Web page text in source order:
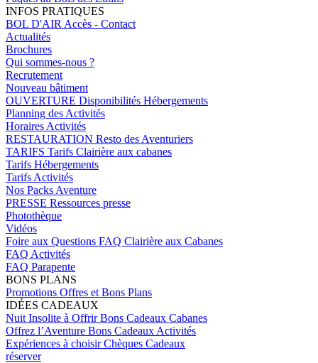
INFOS PRATIQUES
BOL D'AIR Accès - Contact
Actualités
Brochures
Qui sommes-nous ?
Recrutement
Nouveau bâtiment
OUVERTURE Disponibilités Hébergements
Planning des Activités
Horaires Activités
RESTAURATION Resto des Aventuriers
TARIFS Tarifs Clairière aux cabanes
Tarifs Hébergements
Tarifs Activités
Nos Packs Aventure
PRESSE Ressources presse
Photothèque
Vidéos
Foire aux Questions FAQ Clairière aux Cabanes
FAQ Activités
FAQ Parapente
BONS PLANS
Promotions Offres et Bons Plans
IDÉES CADEAUX
Nuit Insolite à OffrirBons Cadeaux Cabanes
Offrez l’Aventure Bons Cadeaux Activités
Expériences à choisirChèques Cadeaux
réserver